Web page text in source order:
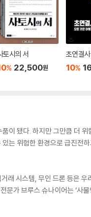
토시의 서
% 22,500원
초연결
10%
이 됐다. 하지만 그만큼 더
는 위험한 환경으로 급진전
래 시스템, 무인 드론 등은
문가 브루스 슈나이어는 ‘사